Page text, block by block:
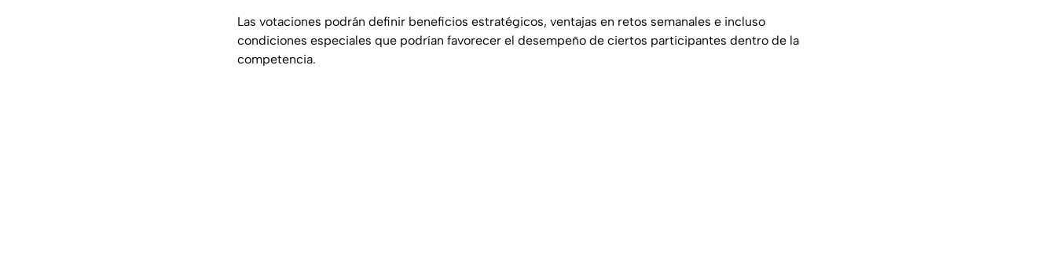
Las votaciones podrán definir beneficios estratégicos, ventajas en retos semanales e incluso
condiciones especiales que podrían favorecer el desempeño de ciertos participantes dentro de la
competencia.